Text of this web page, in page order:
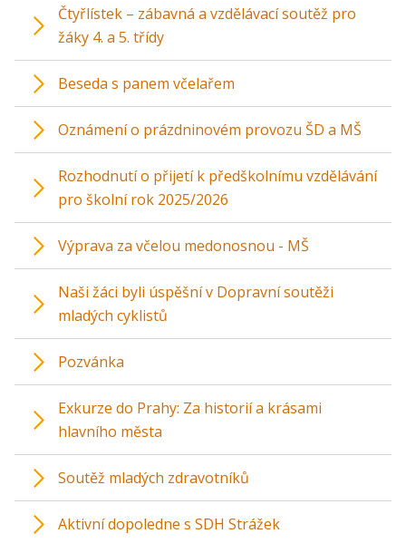
Čtyřlístek – zábavná a vzdělávací soutěž pro
žáky 4. a 5. třídy
Beseda s panem včelařem
Oznámení o prázdninovém provozu ŠD a MŠ
Rozhodnutí o přijetí k předškolnímu vzdělávání
pro školní rok 2025/2026
Výprava za včelou medonosnou - MŠ
Naši žáci byli úspěšní v Dopravní soutěži
mladých cyklistů
Pozvánka
Exkurze do Prahy: Za historií a krásami
hlavního města
Soutěž mladých zdravotníků
Aktivní dopoledne s SDH Strážek